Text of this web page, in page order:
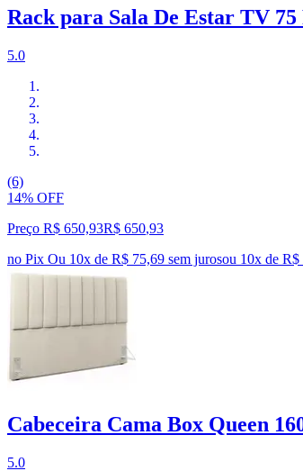
Rack para Sala De Estar TV
5.0
(6)
14% OFF
Preço R$ 650,93R$ 650,93
no Pix Ou 10x de R$ 75,69 sem jurosou 10x de R$
Cabeceira Cama Box Queen
5.0